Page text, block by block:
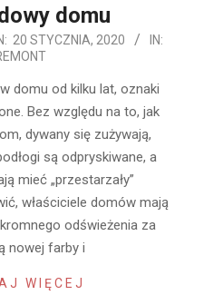
domu
20 STYCZNIA, 2020
IN:
domu od kilku lat, oznaki
Bez względu na to, jak
dywany się zużywają,
są odpryskiwane, a
mieć „przestarzały”
właściciele domów mają
odświeżenia za
nowej farby i
WIĘCEJ